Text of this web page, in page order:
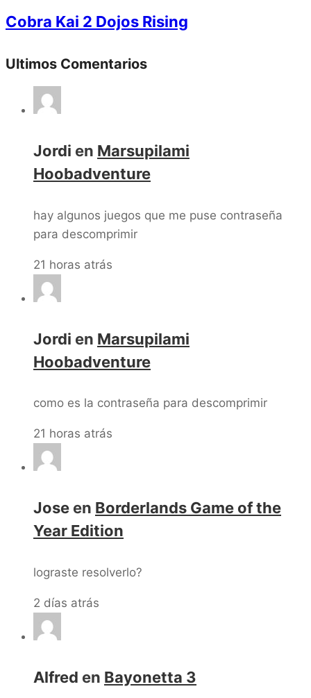
Cobra Kai 2 Dojos Rising
Ultimos Comentarios
Jordi en Marsupilami
Hoobadventure
hay algunos juegos que me puse contraseña
para descomprimir
21 horas atrás
Jordi en Marsupilami
Hoobadventure
como es la contraseña para descomprimir
21 horas atrás
Jose en Borderlands Game of the
Year Edition
lograste resolverlo?
2 días atrás
Alfred en Bayonetta 3